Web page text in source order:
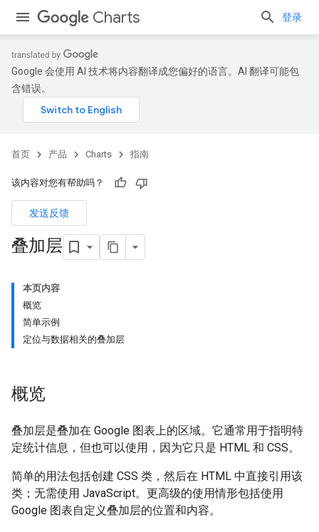
Charts 登录
Google 会使用 AI 技术将内容翻译成您偏好的语言。AI 翻译可能包
含错误。
首页 产品 Charts 指南
该内容对您有帮助吗？
发送反馈
叠加层
本页内容
概览
简单示例
定位与数据相关的叠加层
概览
叠加层是叠加在 Google 图表上的区域。它通常用于指明特
定统计信息，但也可以使用，因为它只是 HTML 和 CSS。
简单的用法包括创建 CSS 类，然后在 HTML 中直接引用该
类；无需使用 JavaScript。更高级的使用情形包括使用
Google 图表自定义叠加层的位置和内容。